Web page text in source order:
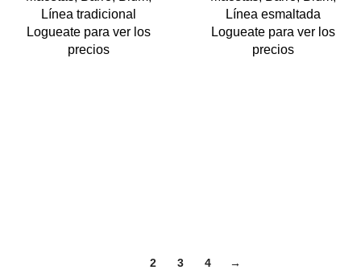
Línea tradicional
Logueate para ver los
precios
Línea esmaltada
Logueate para ver los
precios
2 3 4 →